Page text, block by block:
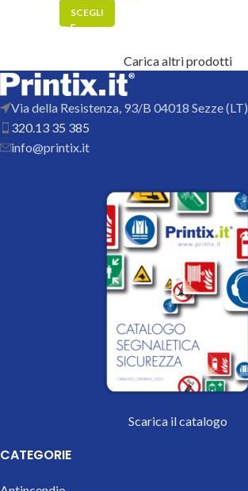
SCEGLI
Carica altri prodotti
Via della Resistenza, 93/B 04018 Sezze (LT)
320.13 35 385
info@printix.it
Scarica il catalogo
CATEGORIE